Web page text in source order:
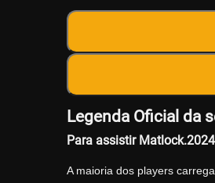
Legenda Oficial da
Para assistir
A maioria dos players